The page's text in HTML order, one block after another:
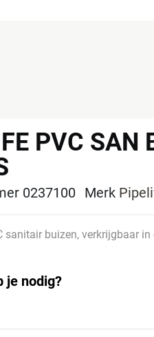
PVC SAN
0237100 Merk
sanitair buizen, verkrijgbaar in
je nodig?